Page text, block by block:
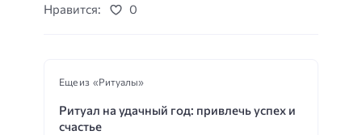
Нравится: 0
Еще из «Ритуалы»
Ритуал на удачный год: привлечь успех и
счастье